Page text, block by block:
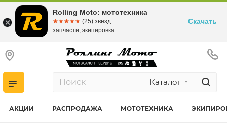
Каталог
АКЦИИ РАСПРОДАЖА МОТОТЕХНИКА
Rolling Moto: мототехника
☆☆☆☆☆
★★★★★ (25) звезд
запчасти, экипировка
Скачать